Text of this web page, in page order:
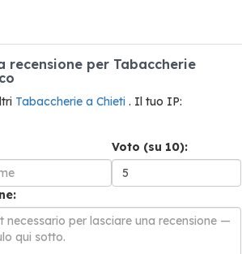
recensione per Tabaccherie
Tabaccherie a Chieti . Il tuo IP:
Voto (su 10):